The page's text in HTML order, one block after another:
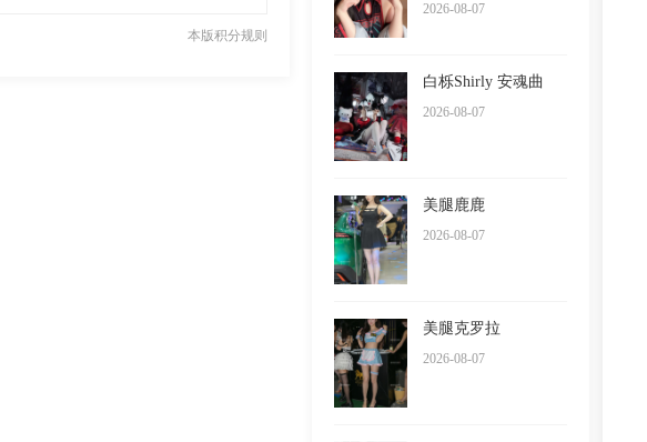
2026-08-07
白栎Shirly 安魂曲
2026-08-07
美腿鹿鹿
2026-08-07
美腿克罗拉
2026-08-07
本版积分规则